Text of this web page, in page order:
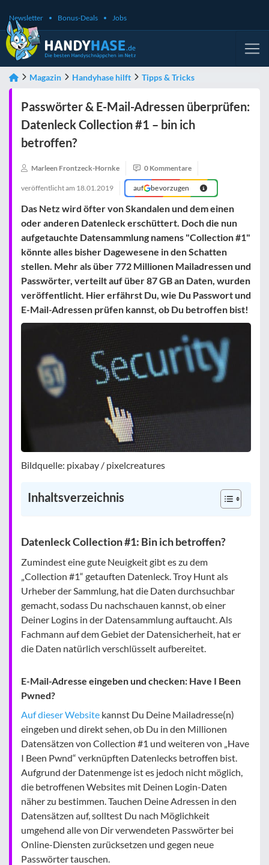
Newsletter Bonus-Deals Jobs
Magazin Handyhase hilft Tipps & Tricks
Passwörter & E-Mail-Adressen überprüfen:
Datenleck Collection #1 – bin ich
betroffen?
Marleen Frontzeck-Hornke 0 Kommentare
veröffentlicht am 18.01.2019 auf bevorzugen
Das Netz wird öfter von Skandalen und dem einen
oder anderen Datenleck erschüttert. Doch die nun
aufgetauchte Datensammlung namens "Collection #1"
könnte alles bisher Dagewesene in den Schatten
stellen. Mehr als über 772 Millionen Mailadressen und
Passwörter, verteilt auf über 87 GB an Daten, wurden
veröffentlicht. Hier erfährst Du, wie Du Passwort und
E-Mail-Adressen prüfen kannst, ob Du betroffen bist!
Bildquelle: pixabay / pixelcreatures
Inhaltsverzeichnis
Datenleck Collection #1: Bin ich betroffen?
Zumindest eine gute Neuigkeit gibt es zu dem
„Collection #1“ getauften Datenleck. Troy Hunt als
Urheber der Sammlung, hat die Daten durchsuchbar
gemacht, sodass Du nachschauen kannst, ob einer
Deiner Logins in der Datensammlung auftaucht. Als
Fachmann auf dem Gebiet der Datensicherheit, hat er
die Daten natürlich verschlüsselt aufbereitet.
E-Mail-Adresse eingeben und checken: Have I Been
Pwned?
Auf dieser Website kannst Du Deine Mailadresse(n)
eingeben und direkt sehen, ob Du in den Millionen
Datensätzen von Collection #1 und weiteren von „Have
I Been Pwnd“ verknüpften Datenlecks betroffen bist.
Aufgrund der Datenmenge ist es jedoch nicht möglich,
die betroffenen Websites mit Deinen Login-Daten
näher zu bestimmen. Tauchen Deine Adressen in den
Datensätzen auf, solltest Du nach Möglichkeit
umgehend alle von Dir verwendeten Passwörter bei
Online-Diensten zurücksetzen und gegen neue
Passwörter tauschen.